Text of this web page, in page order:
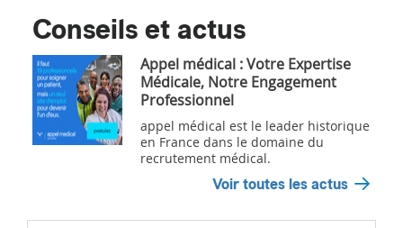
Conseils et actus
Appel médical : Votre Expertise
Médicale, Notre Engagement
Professionnel
appel médical est le leader historique
en France dans le domaine du
recrutement médical.
Voir toutes les actus